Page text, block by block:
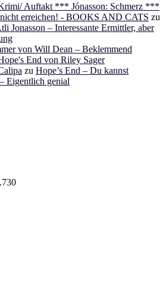
Auftakt *** Jónasson: Schmerz ***
erreichen! - BOOKS AND CATS zu
Jonasson – Interessante Ermittler, aber
von Will Dean – Beklemmend
End von Riley Sager
zu Hope’s End – Du kannst
Eigentlich genial